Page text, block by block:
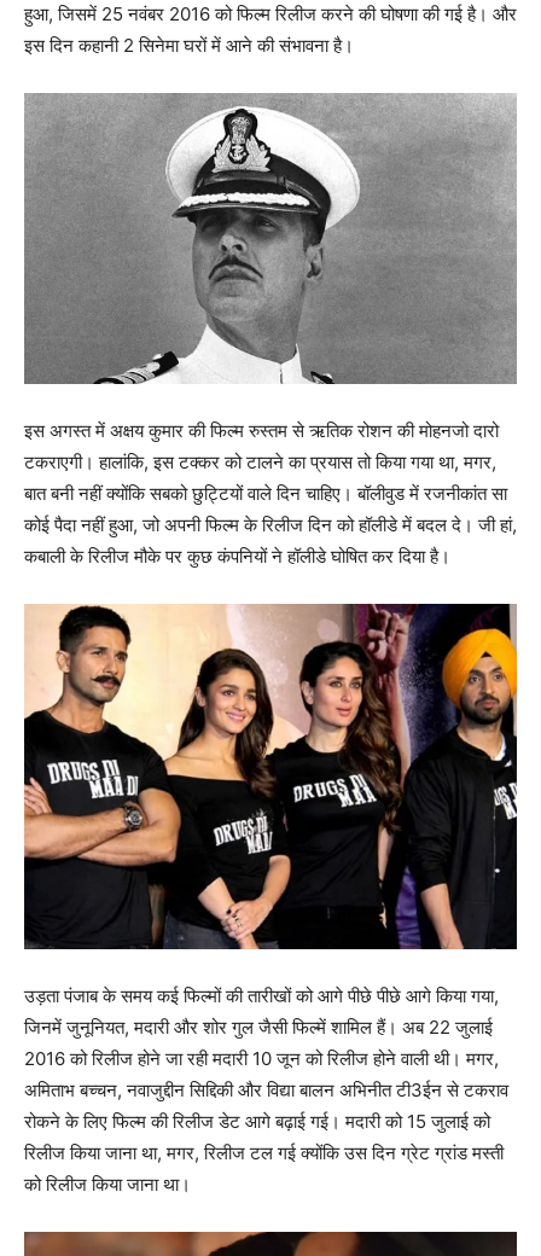
हुआ, जिसमें 25 नवंबर 2016 को फिल्‍म रिलीज करने की घोषणा की गई है। और
इस दिन कहानी 2 सिनेमा घरों में आने की संभावना है।
इस अगस्‍त में अक्षय कुमार की फिल्‍म रुस्‍तम से ऋतिक रोशन की मोहनजो दारो
टकराएगी। हालांकि, इस टक्‍कर को टालने का प्रयास तो किया गया था, मगर,
बात बनी नहीं क्‍योंकि सबको छुट्टियों वाले दिन चाहिए। बॉलीवुड में रजनीकांत सा
कोई पैदा नहीं हुआ, जो अपनी फिल्‍म के रिलीज दिन को हॉलीडे में बदल दे। जी हां,
कबाली के रिलीज मौके पर कुछ कंपनियों ने हॉलीडे घोषित कर दिया है।
उड़ता पंजाब के समय कई फिल्‍मों की तारीखों को आगे पीछे पीछे आगे किया गया,
जिनमें जुनूनियत, मदारी और शोर गुल जैसी फिल्‍में शामिल हैं। अब 22 जुलाई
2016 को रिलीज होने जा रही मदारी 10 जून को रिलीज होने वाली थी। मगर,
अमिताभ बच्‍चन, नवाजुद्दीन सिद्दिकी और विद्या बालन अभिनीत टी3ईन से टकराव
रोकने के लिए फिल्‍म की रिलीज डेट आगे बढ़ाई गई। मदारी को 15 जुलाई को
रिलीज किया जाना था, मगर, रिलीज टल गई क्‍योंकि उस दिन ग्रेट ग्रांड मस्‍ती
को रिलीज किया जाना था।